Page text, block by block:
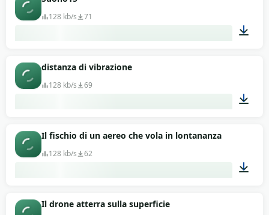
128 kb/s 71
distanza di vibrazione
128 kb/s 69
Il fischio di un aereo che vola in lontananza
128 kb/s 62
Il drone atterra sulla superficie